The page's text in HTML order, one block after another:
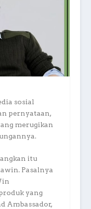
sosial
pernyataan,
merugikan
itu
Pasalnya
yang
Ambassador,